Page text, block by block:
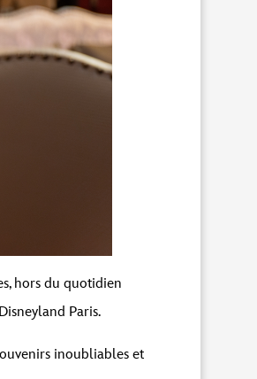
hors du quotidien
Paris.
inoubliables et